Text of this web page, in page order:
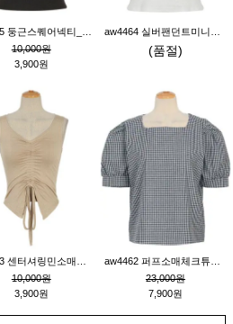
10,000원
3,900원
(품절)
10,000원
3,900원
23,000원
7,900원